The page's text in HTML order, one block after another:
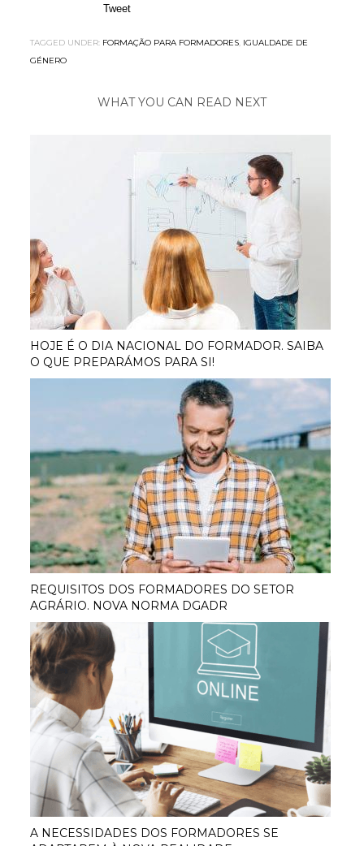
Tweet
TAGGED UNDER: FORMAÇÃO PARA FORMADORES, IGUALDADE DE
GÉNERO
WHAT YOU CAN READ NEXT
HOJE É O DIA NACIONAL DO FORMADOR. SAIBA
O QUE PREPARÁMOS PARA SI!
REQUISITOS DOS FORMADORES DO SETOR
AGRÁRIO. NOVA NORMA DGADR
A NECESSIDADES DOS FORMADORES SE